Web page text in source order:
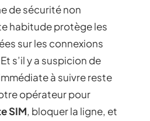
de sécurité non
habitude protège les
sur les connexions
s’il y a suspicion de
à suivre reste
opérateur pour
SIM, bloquer la ligne, et